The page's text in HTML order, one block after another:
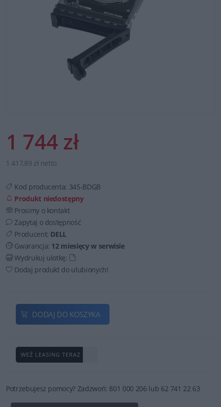
1 744 zł
1 417,89 zł netto
Kod producenta: 345-BDGB
Produkt niedostępny
Prosimy o kontakt
Zapytaj o dostępność
Producent: DELL
Gwarancja: 12 miesięcy w serwisie
Wydrukuj ulotkę:
Dodaj produkt do ulubionych!
DODAJ DO KOSZYKA
WEŹ LEASING TERAZ
Potrzebujesz pomocy? Zadzwoń: 801 000 206 lub 62 741 22 63